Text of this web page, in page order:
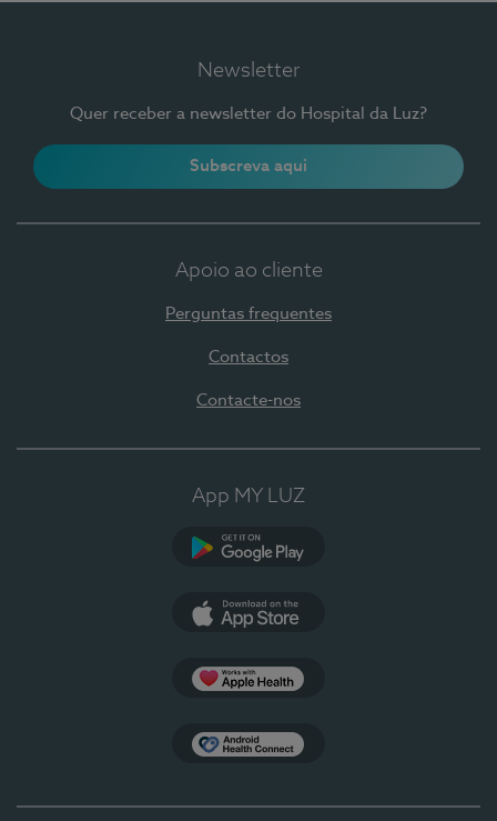
Newsletter
Quer receber a newsletter do Hospital da Luz?
Subscreva aqui
Apoio ao cliente
Perguntas frequentes
Contactos
Contacte-nos
App MY LUZ